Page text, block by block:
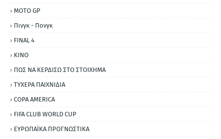
MOTO GP
Πινγκ - Πονγκ
FINAL 4
ΚΙΝΟ
ΠΩΣ ΝΑ ΚΕΡΔΙΣΩ ΣΤΟ ΣΤΟΙΧΗΜΑ
ΤΥΧΕΡΑ ΠΑΙΧΝΙΔΙΑ
COPA AMERICA
FIFA CLUB WORLD CUP
ΕΥΡΩΠΑΪΚΑ ΠΡΟΓΝΩΣΤΙΚΑ